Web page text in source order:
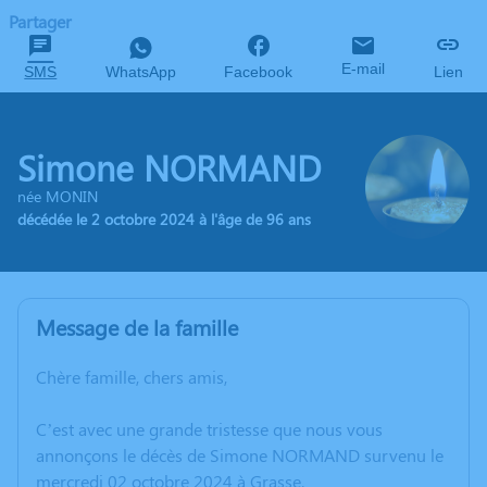
Partager
SMS WhatsApp Facebook E-mail Lien
Simone NORMAND
née MONIN
décédée le 2 octobre 2024 à l'âge de 96 ans
Message de la famille
Chère famille, chers amis,
C’est avec une grande tristesse que nous vous
annonçons le décès de Simone NORMAND survenu le
mercredi 02 octobre 2024 à Grasse.